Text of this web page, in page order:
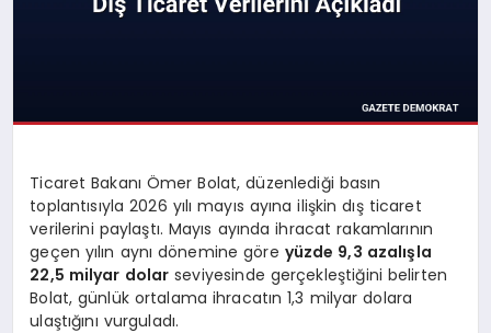
Ticaret Bakanı Ömer Bolat, düzenlediği basın
toplantısıyla 2026 yılı mayıs ayına ilişkin dış ticaret
verilerini paylaştı. Mayıs ayında ihracat rakamlarının
geçen yılın aynı dönemine göre yüzde 9,3 azalışla
22,5 milyar dolar seviyesinde gerçekleştiğini belirten
Bolat, günlük ortalama ihracatın 1,3 milyar dolara
ulaştığını vurguladı.